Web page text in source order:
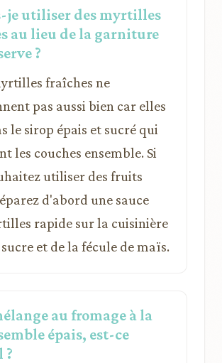
je utiliser des myrtilles
au lieu de la garniture
?
fraîches ne
pas aussi bien car elles
le sirop épais et sucré qui
les couches ensemble. Si
utiliser des fruits
d'abord une sauce
rapide sur la cuisinière
et de la fécule de maïs.
au fromage à la
épais, est-ce
?